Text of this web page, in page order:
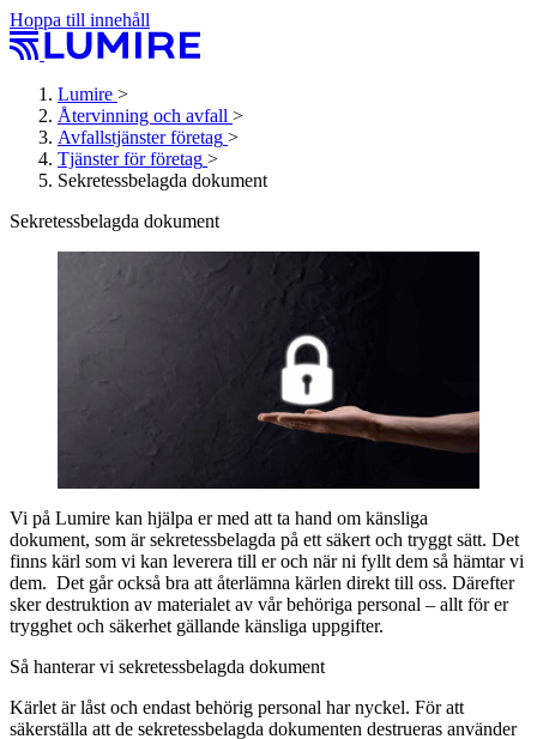
Hoppa till innehåll
Lumire >
Återvinning och avfall >
Avfallstjänster företag >
Tjänster för företag >
Sekretessbelagda dokument
Sekretessbelagda dokument
Vi på Lumire kan hjälpa er med att ta hand om känsliga
dokument, som är sekretessbelagda på ett säkert och tryggt sätt. Det
finns kärl som vi kan leverera till er och när ni fyllt dem så hämtar vi
dem. Det går också bra att återlämna kärlen direkt till oss. Därefter
sker destruktion av materialet av vår behöriga personal – allt för er
trygghet och säkerhet gällande känsliga uppgifter.
Så hanterar vi sekretessbelagda dokument
Kärlet är låst och endast behörig personal har nyckel. För att
säkerställa att de sekretessbelagda dokumenten destrueras använder